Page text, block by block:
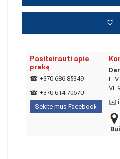
Pasiteirauti apie
prekę
☎ +370 686 85349
☎ +370 614 70570
Sekite mus Facebook
VI:
✉️